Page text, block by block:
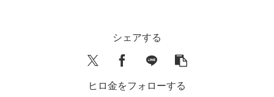
シェアする
ヒロ金をフォローする